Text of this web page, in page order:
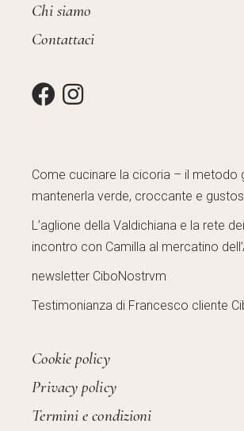
Chi siamo
Contattaci
Come cucinare la cicoria – il metodo
mantenerla verde, croccante e
L’aglione della Valdichiana e la rete
incontro con Camilla al mercatino
newsletter CiboNostrvm
Testimonianza di Francesco cliente
Cookie policy
Privacy policy
Termini e condizioni